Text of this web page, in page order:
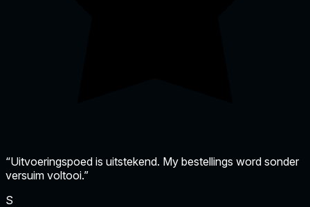
“Uitvoeringspoed is uitstekend. My bestellings word sonder
versuim voltooi.”
S